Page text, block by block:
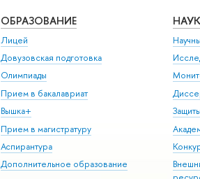
ОБРАЗОВАНИЕ
Лицей
Довузовская подготовка
Олимпиады
Прием в бакалавриат
Вышка+
Прием в магистратуру
Аспирантура
Дополнительное образование